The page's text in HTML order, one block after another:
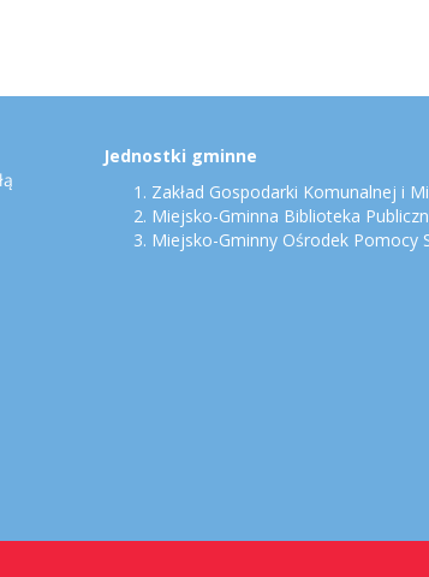
Jednostki gminne
Zakład Gospodarki Komunalnej i
Miejsko-Gminna Biblioteka
Miejsko-Gminny Ośrodek Pomocy